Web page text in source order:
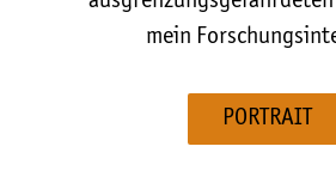
mein
PORTRAIT